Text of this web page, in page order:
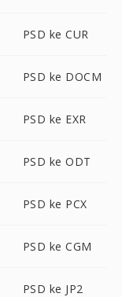
PSD ke CUR
PSD ke DOCM
PSD ke EXR
PSD ke ODT
PSD ke PCX
PSD ke CGM
PSD ke JP2